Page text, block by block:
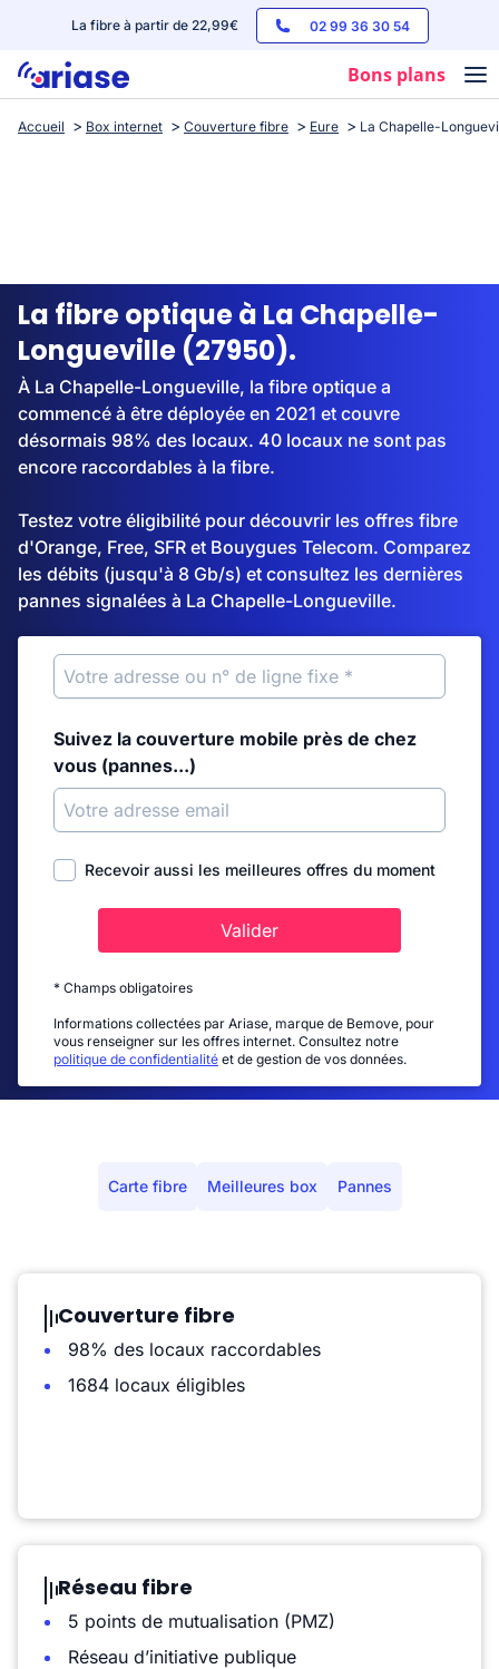
La fibre à partir de 22,99€ 02 99 36 30 54
Bons plans
Box internet
Streaming
Accueil Box internet Couverture fibre Eure La Chapelle-
La fibre optique à La Chapelle-
Longueville (27950).
À La Chapelle-Longueville, la fibre optique a
commencé à être déployée en 2021 et couvre
désormais 98% des locaux. 40 locaux ne sont pas
encore raccordables à la fibre.
Testez votre éligibilité pour découvrir les offres fibre
d'Orange, Free, SFR et Bouygues Telecom. Comparez
les débits (jusqu'à 8 Gb/s) et consultez les dernières
pannes signalées à La Chapelle-Longueville.
Suivez la couverture mobile près de chez
vous (pannes...)
Recevoir aussi les meilleures offres du moment
Valider
* Champs obligatoires
Informations collectées par Ariase, marque de Bemove, pour
vous renseigner sur les offres internet. Consultez notre
politique de confidentialité et de gestion de vos données.
Carte fibre Meilleures box Pannes
Couverture fibre
98% des locaux raccordables
1684 locaux éligibles
Réseau fibre
5 points de mutualisation (PMZ)
Réseau d’initiative publique